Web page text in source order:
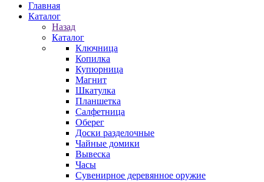
Главная
Каталог
Назад
Каталог
Ключница
Копилка
Купюрница
Магнит
Шкатулка
Планшетка
Салфетница
Оберег
Доски разделочные
Чайные домики
Вывеска
Часы
Сувенирное деревянное оружие